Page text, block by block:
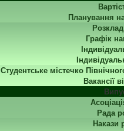
Планування
Графік
Студентське містечко
Вакансії
Рада
Накази